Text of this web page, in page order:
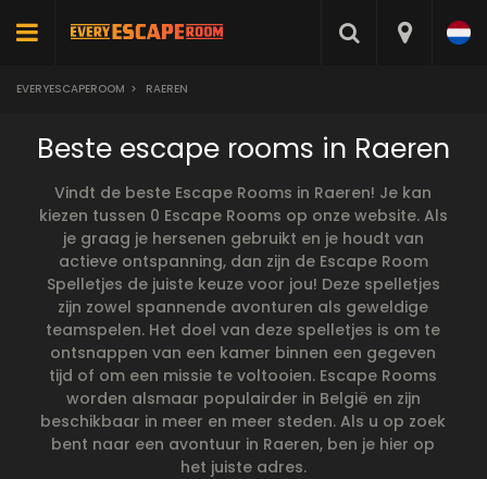
EVERYESCAPEROOM > RAEREN
Beste escape rooms in Raeren
Vindt de beste Escape Rooms in Raeren! Je kan
kiezen tussen 0 Escape Rooms op onze website. Als
je graag je hersenen gebruikt en je houdt van
actieve ontspanning, dan zijn de Escape Room
Spelletjes de juiste keuze voor jou! Deze spelletjes
zijn zowel spannende avonturen als geweldige
teamspelen. Het doel van deze spelletjes is om te
ontsnappen van een kamer binnen een gegeven
tijd of om een missie te voltooien. Escape Rooms
worden alsmaar populairder in België en zijn
beschikbaar in meer en meer steden. Als u op zoek
bent naar een avontuur in Raeren, ben je hier op
het juiste adres.